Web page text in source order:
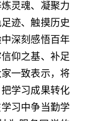
灵魂、凝聚力
迹、触摸历史
深刻感悟百年
仰之基、补足
一致表示，将
学习成果转化
习中争当勤学